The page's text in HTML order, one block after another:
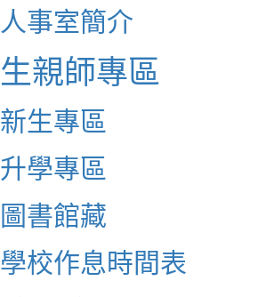
人事室簡介
生親師專區
新生專區
升學專區
圖書館藏
學校作息時間表